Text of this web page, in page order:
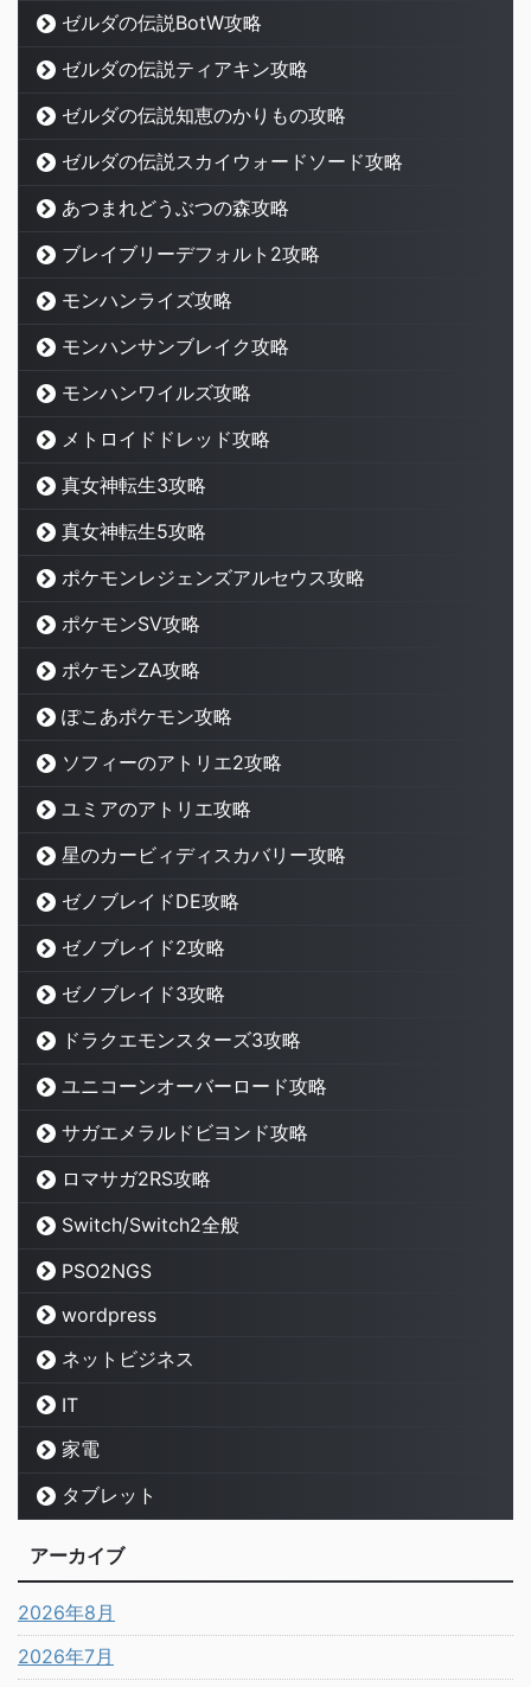
ゼルダの伝説BotW攻略
ゼルダの伝説ティアキン攻略
ゼルダの伝説知恵のかりもの攻略
ゼルダの伝説スカイウォードソード攻略
あつまれどうぶつの森攻略
ブレイブリーデフォルト2攻略
モンハンライズ攻略
モンハンサンブレイク攻略
モンハンワイルズ攻略
メトロイドドレッド攻略
真女神転生3攻略
真女神転生5攻略
ポケモンレジェンズアルセウス攻略
ポケモンSV攻略
ポケモンZA攻略
ぽこあポケモン攻略
ソフィーのアトリエ2攻略
ユミアのアトリエ攻略
星のカービィディスカバリー攻略
ゼノブレイドDE攻略
ゼノブレイド2攻略
ゼノブレイド3攻略
ドラクエモンスターズ3攻略
ユニコーンオーバーロード攻略
サガエメラルドビヨンド攻略
ロマサガ2RS攻略
Switch/Switch2全般
PSO2NGS
wordpress
ネットビジネス
IT
家電
タブレット
アーカイブ
2026年8月
2026年7月